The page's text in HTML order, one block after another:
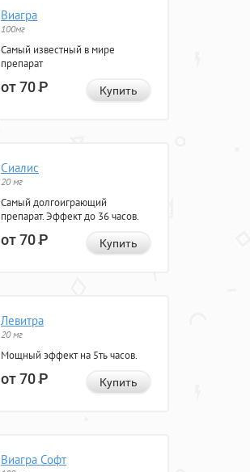
Виагра
100мг
Самый известный в мире
препарат
от 70Р Купить
Сиалис
20 мг
Самый долгоиграющий
препарат. Эффект до 36 часов.
от 70Р Купить
Левитра
20 мг
Мощный эффект на 5ть часов.
от 70Р Купить
Виагра Софт